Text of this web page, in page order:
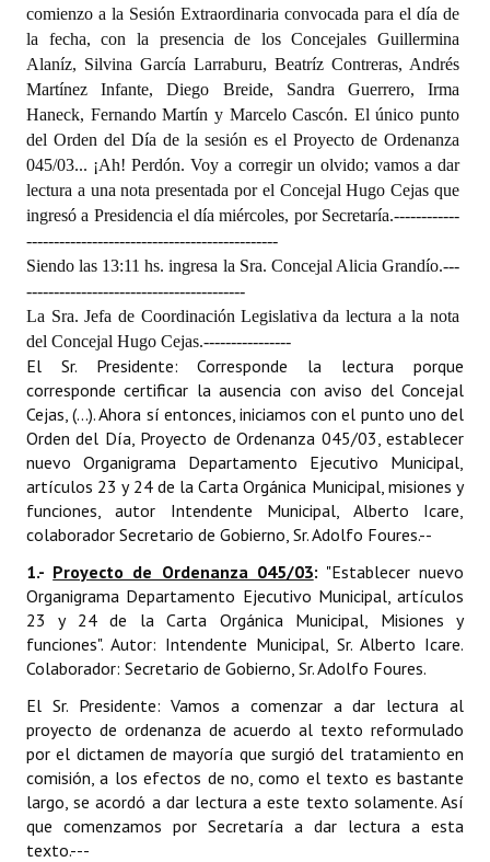
Reglamento Interno
Digesto
Organigrama
DOCUMENTOS
Informes de Gestión
Proyectos Presentados
Actas de Sesión
Informes de Unidad Coordinadora
Ejecución Presupuestaria
Actas de Audiencias Públicas
NORMATIVA
Comunicaciones
Declaraciones
Resoluciones
Resoluciones de Presidencia
INSTITUCIONAL
Antiguos Pobladores
Noticias Destacadas
comienzo a la Sesión Extraordinaria convocada para el día de
la fecha, con la presencia de los Concejales Guillermina
Alaníz, Silvina García Larraburu, Beatríz Contreras, Andrés
Martínez Infante, Diego Breide, Sandra Guerrero, Irma
Haneck, Fernando Martín y Marcelo Cascón. El único punto
del Orden del Día de la sesión es el Proyecto de Ordenanza
045/03... ¡Ah! Perdón. Voy a corregir un olvido; vamos a dar
lectura a una nota presentada por el Concejal Hugo Cejas que
ingresó a Presidencia el día miércoles, por Secretaría.------------
----------------------------------------------
Siendo las 13:11 hs. ingresa la Sra. Concejal Alicia Grandío.---
----------------------------------------
La Sra. Jefa de Coordinación Legislativa da lectura a la nota
del Concejal Hugo Cejas.----------------
El Sr. Presidente: Corresponde la lectura porque
corresponde certificar la ausencia con aviso del Concejal
Cejas, (...). Ahora sí entonces, iniciamos con el punto uno del
Orden del Día, Proyecto de Ordenanza 045/03, establecer
nuevo Organigrama Departamento Ejecutivo Municipal,
artículos 23 y 24 de la Carta Orgánica Municipal, misiones y
funciones, autor Intendente Municipal, Alberto Icare,
colaborador Secretario de Gobierno, Sr. Adolfo Foures.--
1.- Proyecto de Ordenanza 045/03: "Establecer nuevo
Organigrama Departamento Ejecutivo Municipal, artículos
23 y 24 de la Carta Orgánica Municipal, Misiones y
funciones". Autor: Intendente Municipal, Sr. Alberto Icare.
Colaborador: Secretario de Gobierno, Sr. Adolfo Foures.
El Sr. Presidente: Vamos a comenzar a dar lectura al
proyecto de ordenanza de acuerdo al texto reformulado
por el dictamen de mayoría que surgió del tratamiento en
comisión, a los efectos de no, como el texto es bastante
largo, se acordó a dar lectura a este texto solamente. Así
que comenzamos por Secretaría a dar lectura a esta
texto.---